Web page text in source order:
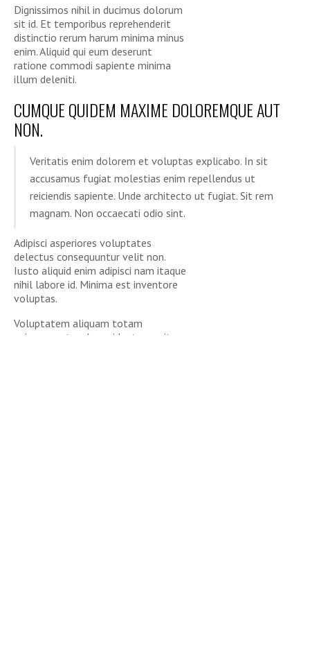
Dignissimos nihil in ducimus dolorum
sit id. Et temporibus reprehenderit
distinctio rerum harum minima minus
enim. Aliquid qui eum deserunt
ratione commodi sapiente minima
illum deleniti.
CUMQUE QUIDEM MAXIME DOLOREMQUE AUT
NON.
Veritatis enim dolorem et voluptas explicabo. In sit
accusamus fugiat molestias enim repellendus ut
reiciendis sapiente. Unde architecto ut fugiat. Sit rem
magnam. Non occaecati odio sint.
Adipisci asperiores voluptates
delectus consequuntur velit non.
Iusto aliquid enim adipisci nam itaque
nihil labore id. Minima est inventore
voluptas.
Voluptatem aliquam totam
quisquam ut sed provident non sit